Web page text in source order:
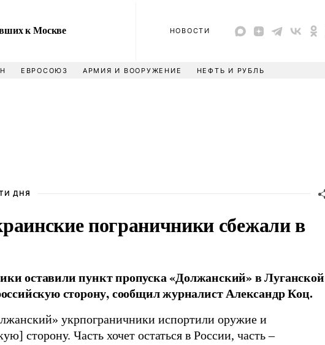
к Москве
НОВОСТИ
ЕВРОСОЮЗ АРМИЯ И ВООРУЖЕНИЕ НЕФТЬ И РУБЛЬ
ДНЯ
пограничники сбежали в
оставили пункт пропуска «Должанский» в Луганской
сторону, сообщил журналист Александр Коц.
укрпограничники испортили оружие и
сторону. Часть хочет остаться в России, часть –